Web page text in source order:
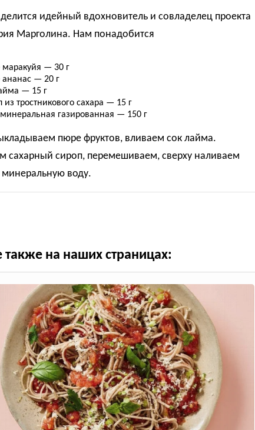
идейный вдохновитель и совладелец проекта
Марголина. Нам понадобится
— 30 г
— 20 г
— 15 г
из тростникового сахара — 15 г
газированная — 150 г
пюре фруктов, вливаем сок лайма.
сахарный сироп, перемешиваем, сверху наливаем
воду.
также на наших страницах: